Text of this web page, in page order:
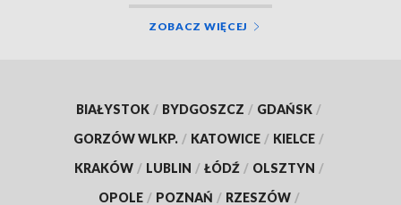
ZOBACZ WIĘCEJ
BIAŁYSTOK / BYDGOSZCZ / GDAŃSK /
GORZÓW WLKP. / KATOWICE / KIELCE /
KRAKÓW / LUBLIN / ŁÓDŹ / OLSZTYN /
OPOLE / POZNAŃ / RZESZÓW /